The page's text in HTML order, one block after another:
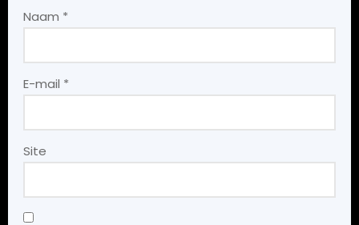
Naam *
E-mail *
Site